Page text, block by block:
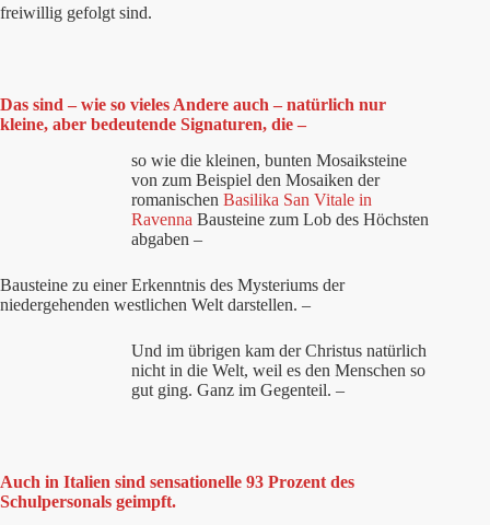
freiwillig gefolgt sind.
Das sind – wie so vieles Andere auch – natürlich nur
kleine, aber bedeutende Signaturen, die –
so wie die kleinen, bunten Mosaiksteine
von zum Beispiel den Mosaiken der
romanischen Basilika San Vitale in
Ravenna Bausteine zum Lob des Höchsten
abgaben –
Bausteine zu einer Erkenntnis des Mysteriums der
niedergehenden westlichen Welt darstellen. –
Und im übrigen kam der Christus natürlich
nicht in die Welt, weil es den Menschen so
gut ging. Ganz im Gegenteil. –
Auch in Italien sind sensationelle 93 Prozent des
Schulpersonals geimpft.